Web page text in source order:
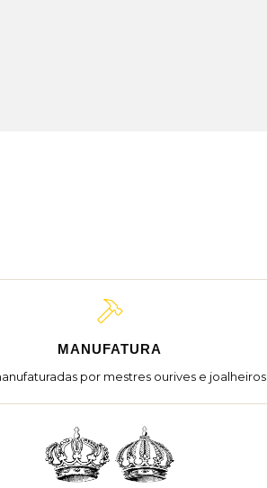
MANUFATURA
por mestres ourives e joalheiros.